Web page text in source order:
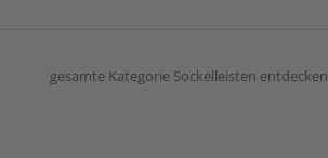
gesamte Kategorie Sockelleisten entdecken